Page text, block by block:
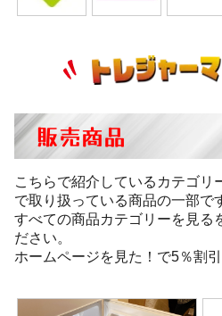
販売商品
こちらで紹介しているカテゴリ
で取り扱っている商品の一部で
すべての商品カテゴリーを見る
ださい。
ホームページを見た！で5％割